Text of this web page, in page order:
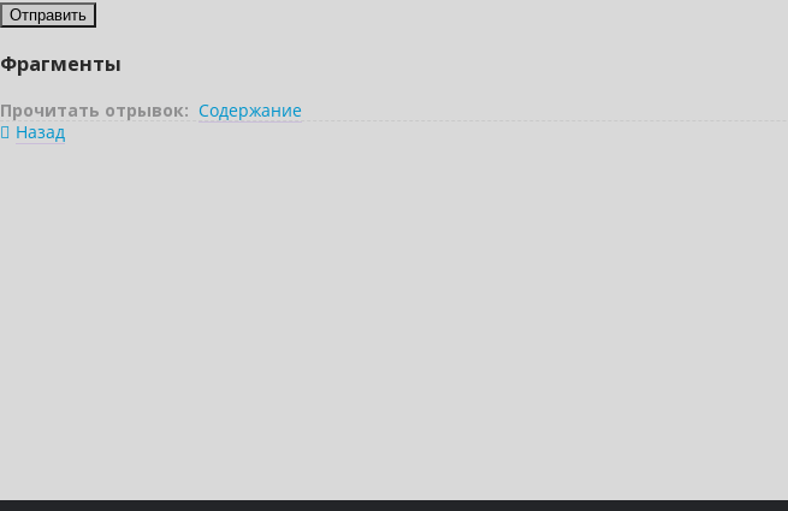
Фрагменты
Прочитать отрывок: Содержание
Назад